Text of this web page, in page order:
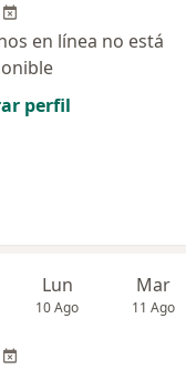
en línea no está
perfil
Lun
10 Ago
Mar
11 Ago